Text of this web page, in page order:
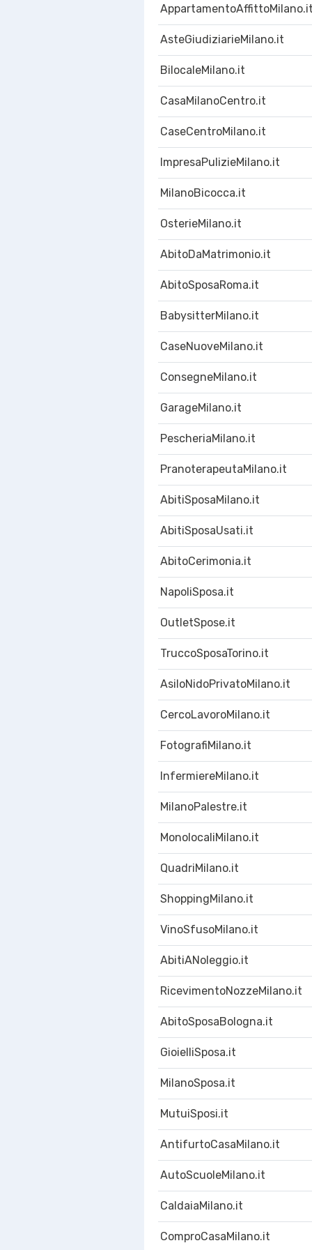
AppartamentoAffittoMilano.it
AsteGiudiziarieMilano.it
BilocaleMilano.it
CasaMilanoCentro.it
CaseCentroMilano.it
ImpresaPulizieMilano.it
MilanoBicocca.it
OsterieMilano.it
AbitoDaMatrimonio.it
AbitoSposaRoma.it
BabysitterMilano.it
CaseNuoveMilano.it
ConsegneMilano.it
GarageMilano.it
PescheriaMilano.it
PranoterapeutaMilano.it
AbitiSposaMilano.it
AbitiSposaUsati.it
AbitoCerimonia.it
NapoliSposa.it
OutletSpose.it
TruccoSposaTorino.it
AsiloNidoPrivatoMilano.it
CercoLavoroMilano.it
FotografiMilano.it
InfermiereMilano.it
MilanoPalestre.it
MonolocaliMilano.it
QuadriMilano.it
ShoppingMilano.it
VinoSfusoMilano.it
AbitiANoleggio.it
RicevimentoNozzeMilano.it
AbitoSposaBologna.it
GioielliSposa.it
MilanoSposa.it
MutuiSposi.it
AntifurtoCasaMilano.it
AutoScuoleMilano.it
CaldaiaMilano.it
ComproCasaMilano.it